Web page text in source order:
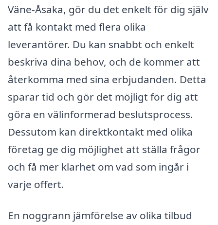
Väne-Åsaka, gör du det enkelt för dig själv
att få kontakt med flera olika
leverantörer. Du kan snabbt och enkelt
beskriva dina behov, och de kommer att
återkomma med sina erbjudanden. Detta
sparar tid och gör det möjligt för dig att
göra en välinformerad beslutsprocess.
Dessutom kan direktkontakt med olika
företag ge dig möjlighet att ställa frågor
och få mer klarhet om vad som ingår i
varje offert.
En noggrann jämförelse av olika tilbud